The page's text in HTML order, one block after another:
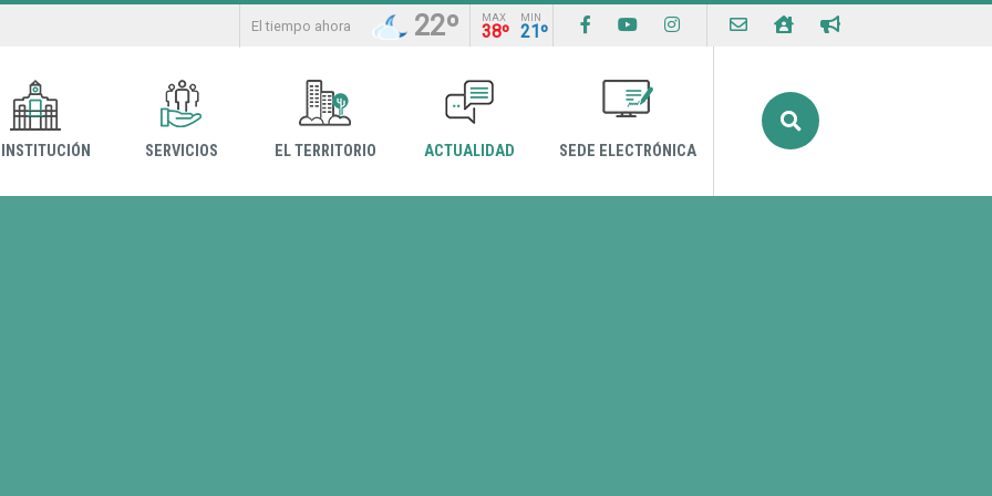
El tiempo ahora 22º MAX
38º
MIN
21º
SERVICIOS EL TERRITORIO ACTUALIDAD SEDE ELECTRÓNICA